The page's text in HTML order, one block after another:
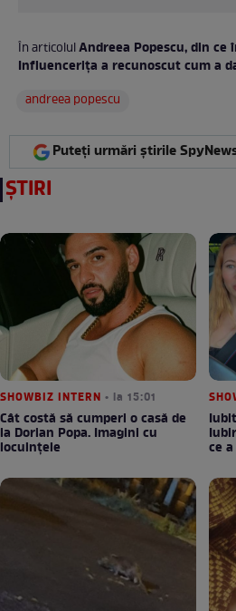
În articolulAndreea Popescu, din ce
Influencerița a recunoscut cum a
andreea popescu
Puteți urmări știrile
ȘTIRI
SHOWBIZ INTERN • la 15:01
Cât costă să cumperi o casă de
la Dorian Popa. Imagini cu
locuințele ce